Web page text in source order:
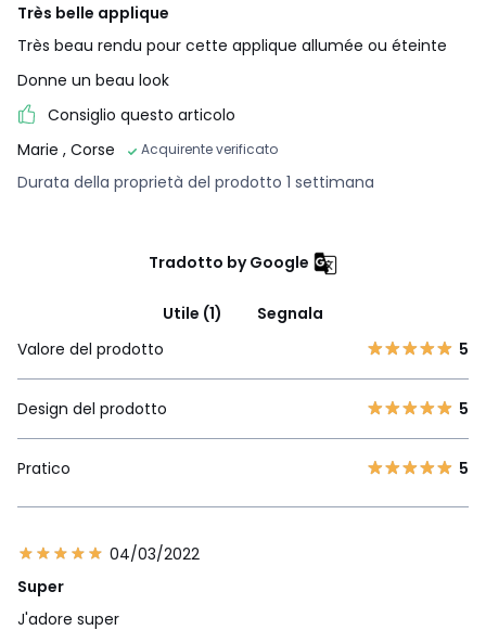
Très belle applique
Très beau rendu pour cette applique allumée ou éteinte
Donne un beau look
Consiglio questo articolo
Marie , Corse Acquirente verificato
Durata della proprietà del prodotto 1 settimana
Tradotto by Google
Utile (1)
Segnala
Valore del prodotto
5
Design del prodotto 5
Pratico 5
04/03/2022
Super
J'adore super